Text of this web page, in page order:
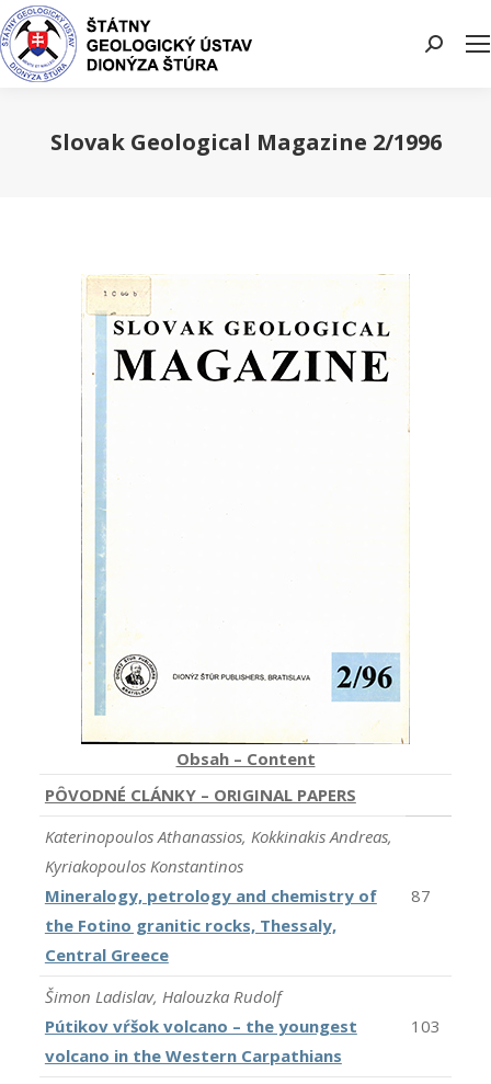
Search:
Slovak Geological Magazine 2/1996
Obsah – Content
PÔVODNÉ CLÁNKY – ORIGINAL PAPERS
Katerinopoulos Athanassios, Kokkinakis Andreas,
Kyriakopoulos Konstantinos
Mineralogy, petrology and chemistry of
the Fotino granitic rocks, Thessaly,
Central Greece
87
Šimon Ladislav, Halouzka Rudolf
Pútikov vŕšok volcano – the youngest
volcano in the Western Carpathians
103